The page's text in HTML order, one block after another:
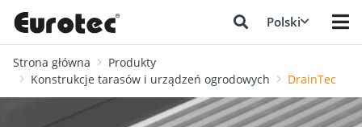
Polski
Strona główna
Produkty
Konstrukcje tarasów i urządzeń ogrodowych
DrainTec